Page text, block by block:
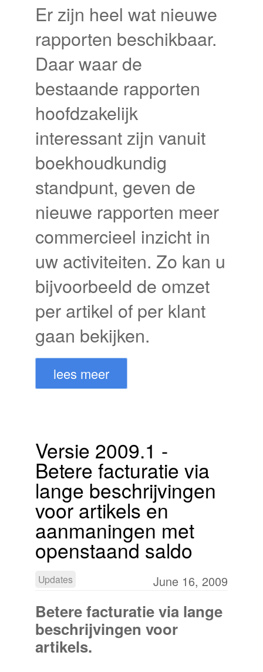
Er zijn heel wat nieuwe
rapporten beschikbaar.
Daar waar de
bestaande rapporten
hoofdzakelijk
interessant zijn vanuit
boekhoudkundig
standpunt, geven de
nieuwe rapporten meer
commercieel inzicht in
uw activiteiten. Zo kan u
bijvoorbeeld de omzet
per artikel of per klant
gaan bekijken.
lees meer
Versie 2009.1 -
Betere facturatie via
lange beschrijvingen
voor artikels en
aanmaningen met
openstaand saldo
Updates June 16, 2009
Betere facturatie via lange
beschrijvingen voor
artikels.